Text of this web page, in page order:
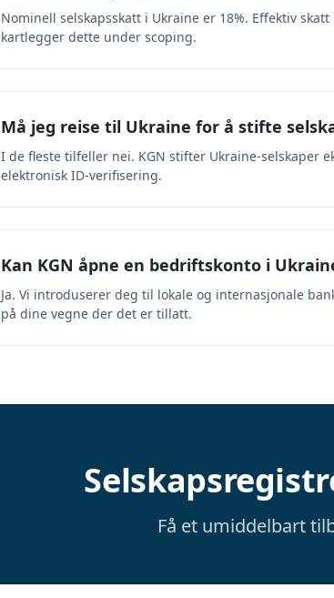
Nominell selskapsskatt i Ukraine er 18%. Effektiv
kartlegger dette under scoping.
Må jeg reise til Ukraine for å stifte
I de fleste tilfeller nei. KGN stifter Ukraine-selskaper
elektronisk ID-verifisering.
Kan KGN åpne en bedriftskonto i
Ja. Vi introduserer deg til lokale og internasjonale
på dine vegne der det er tillatt.
Få et umiddelbart